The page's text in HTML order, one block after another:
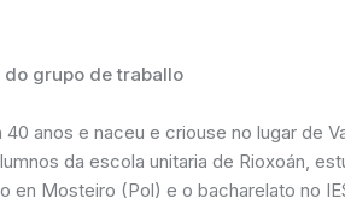
grupo de traballo
anos e naceu e criouse no lugar de
da escola unitaria de Rioxoán,
en Mosteiro (Pol) e o bacharelato no